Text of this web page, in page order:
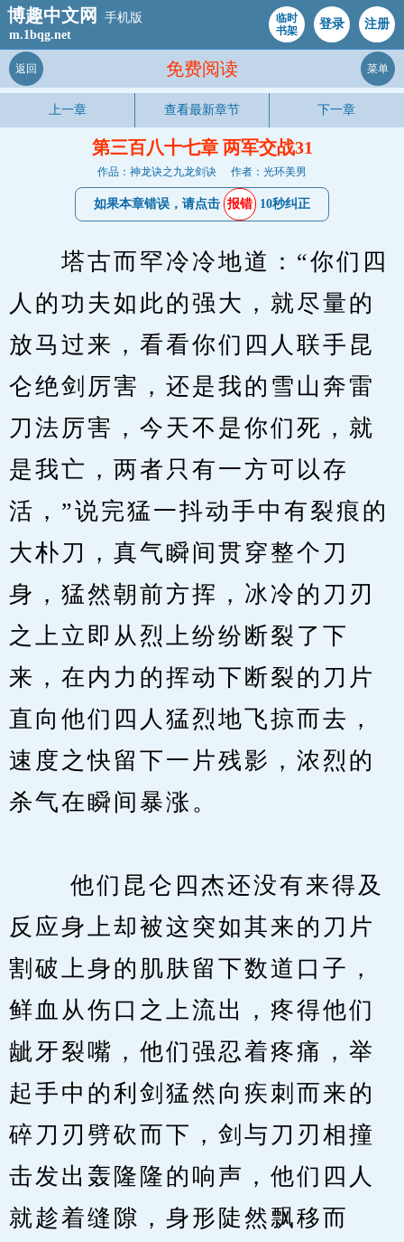
博趣中文网
手机版
m.1bqg.net
临时
书架
登录 注册
免费阅读
返回 菜单
上一章 查看最新章节 下一章
第三百八十七章 两军交战31
作品：神龙诀之九龙剑诀 作者：光环美男
如果本章错误，请点击 报错 10秒纠正
塔古而罕冷冷地道：“你们四
人的功夫如此的强大，就尽量的
放马过来，看看你们四人联手昆
仑绝剑厉害，还是我的雪山奔雷
刀法厉害，今天不是你们死，就
是我亡，两者只有一方可以存
活，”说完猛一抖动手中有裂痕的
大朴刀，真气瞬间贯穿整个刀
身，猛然朝前方挥，冰冷的刀刃
之上立即从烈上纷纷断裂了下
来，在内力的挥动下断裂的刀片
直向他们四人猛烈地飞掠而去，
速度之快留下一片残影，浓烈的
杀气在瞬间暴涨。
他们昆仑四杰还没有来得及
反应身上却被这突如其来的刀片
割破上身的肌肤留下数道口子，
鲜血从伤口之上流出，疼得他们
龇牙裂嘴，他们强忍着疼痛，举
起手中的利剑猛然向疾刺而来的
碎刀刃劈砍而下，剑与刀刃相撞
击发出轰隆隆的响声，他们四人
就趁着缝隙，身形陡然飘移而